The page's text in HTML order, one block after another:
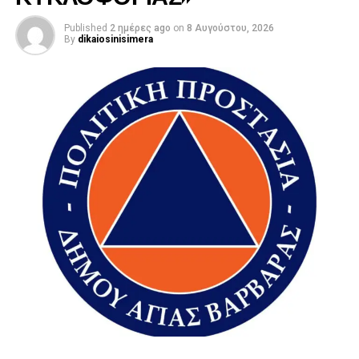
Published 2 ημέρες ago on 8 Αυγούστου, 2026
By dikaiosinisimera